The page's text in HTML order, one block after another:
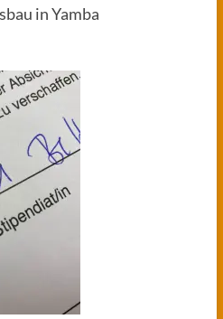
in Yamba